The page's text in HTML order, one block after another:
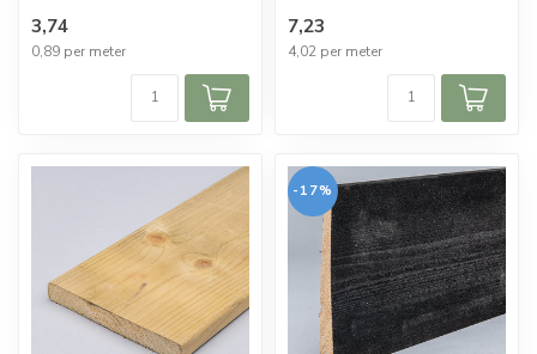
3,74
0,89 per meter
7,23
4,02 per meter
-17%